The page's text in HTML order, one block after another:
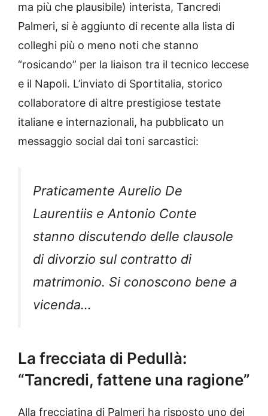
ma più che plausibile) interista, Tancredi
Palmeri, si è aggiunto di recente alla lista di
colleghi più o meno noti che stanno
“rosicando” per la liaison tra il tecnico leccese
e il Napoli. L’inviato di Sportitalia, storico
collaboratore di altre prestigiose testate
italiane e internazionali, ha pubblicato un
messaggio social dai toni sarcastici:
Praticamente Aurelio De
Laurentiis e Antonio Conte
stanno discutendo delle clausole
di divorzio sul contratto di
matrimonio. Si conoscono bene a
vicenda…
La frecciata di Pedullà:
“Tancredi, fattene una ragione”
Alla frecciatina di Palmeri ha risposto uno dei